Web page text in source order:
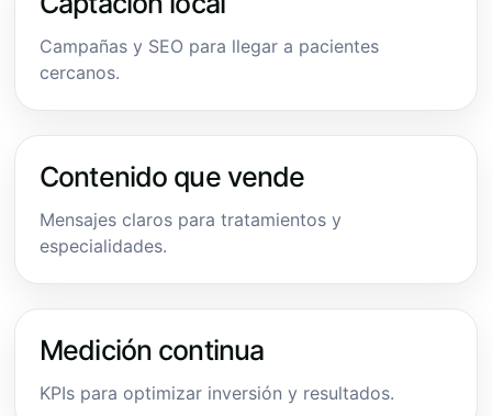
Campañas y SEO para llegar a pacientes
cercanos.
Contenido que vende
Mensajes claros para tratamientos y
especialidades.
Medición continua
KPIs para optimizar inversión y resultados.